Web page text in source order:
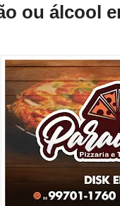
ou álcool